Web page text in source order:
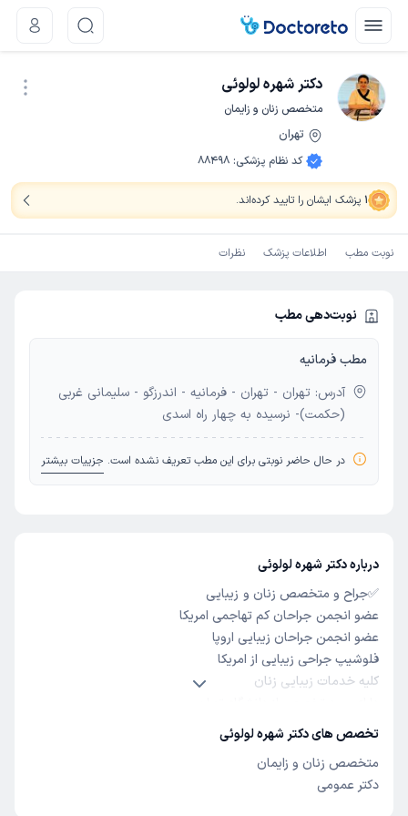
دکتر شهره لولوئی
متخصص زنان و زایمان
تهران
کد نظام پزشکی:
88498
1 پزشک ایشان را تایید کرده‌اند.
نوبت مطب اطلاعات پزشک نظرات
نوبت‌دهی مطب
مطب فرمانیه
آدرس: تهران - تهران - فرمانیه - اندرزگو - سلیمانی غربی
(حکمت)- نرسیده به چهار راه اسدی
در حال حاضر نوبتی برای این مطب تعریف نشده است. جزییات بیشتر
درباره دکتر شهره لولوئی
✅جراح و متخصص زنان و زیبایی
عضو انجمن جراحان کم تهاجمی امریکا
عضو انجمن جراحان زیبایی اروپا
فلوشیپ جراحی زیبایی از امریکا
کلیه خدمات زیبایی زنان
❎خدمات درمانی:
درمان کاهش میل جنسی و اختلالات ارگاسم
درمان بی اختیاری ادرار با لیزر
تزریق جی پوینتGspot
تخصص های دکتر شهره لولوئی
متخصص زنان و زایمان
دکتر عمومی